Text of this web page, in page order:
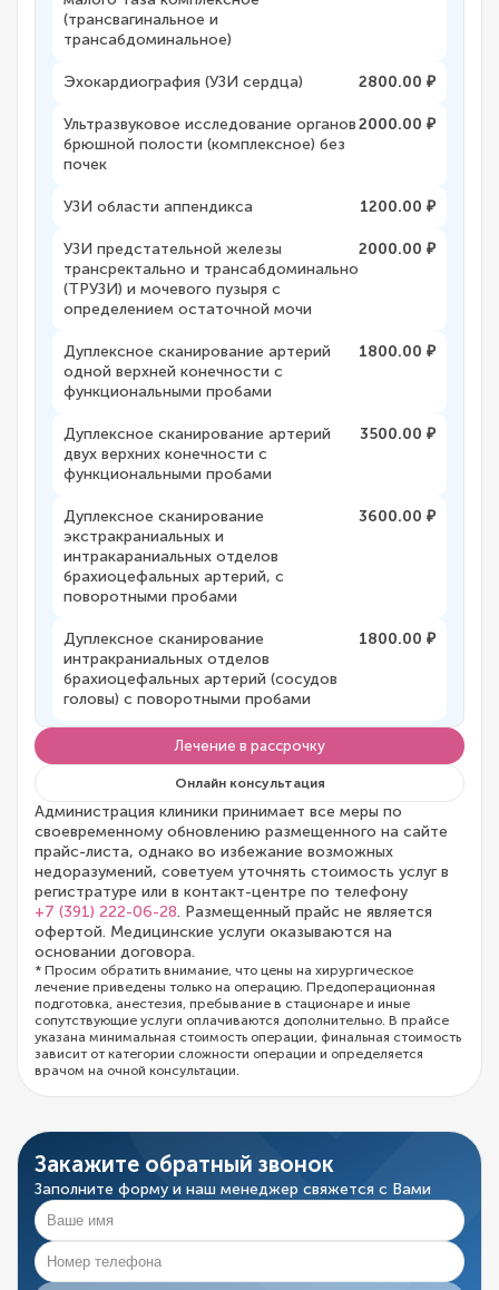
(трансвагинальное и
трансабдоминальное)
Эхокардиография (УЗИ сердца) 2800.00 ₽
Ультразвуковое исследование органов
брюшной полости (комплексное) без
почек
2000.00 ₽
УЗИ области аппендикса 1200.00 ₽
УЗИ предстательной железы
трансректально и трансабдоминально
(ТРУЗИ) и мочевого пузыря с
определением остаточной мочи
2000.00 ₽
Дуплексное сканирование артерий
одной верхней конечности с
функциональными пробами
1800.00 ₽
Дуплексное сканирование артерий
двух верхних конечности с
функциональными пробами
3500.00 ₽
Дуплексное сканирование
экстракраниальных и
интракараниальных отделов
брахиоцефальных артерий, с
поворотными пробами
3600.00 ₽
Дуплексное сканирование
интракраниальных отделов
брахиоцефальных артерий (сосудов
головы) с поворотными пробами
1800.00 ₽
Лечение в рассрочку
Онлайн консультация
Администрация клиники принимает все меры по
своевременному обновлению размещенного на сайте
прайс-листа, однако во избежание возможных
недоразумений, советуем уточнять стоимость услуг в
регистратуре или в контакт-центре по телефону
+7 (391) 222-06-28. Размещенный прайс не является
офертой. Медицинские услуги оказываются на
основании договора.
* Просим обратить внимание, что цены на хирургическое
лечение приведены только на операцию. Предоперационная
подготовка, анестезия, пребывание в стационаре и иные
сопутствующие услуги оплачиваются дополнительно. В прайсе
указана минимальная стоимость операции, финальная стоимость
зависит от категории сложности операции и определяется
врачом на очной консультации.
Закажите обратный звонок
Заполните форму и наш менеджер свяжется с Вами